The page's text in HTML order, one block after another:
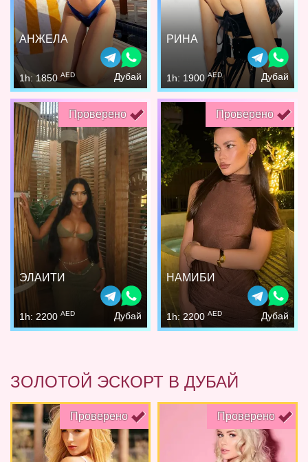
АНЖЕЛА
1h: 1850 AED Дубай
РИНА
1h: 1900AED Дубай
Проверено
ЭЛАИТИ
1h: 2200 AED Дубай
Проверено
НАМИБИ
1h: 2200 AED Дубай
ЗОЛОТОЙ ЭСКОРТ В ДУБАЙ
Проверено Проверено